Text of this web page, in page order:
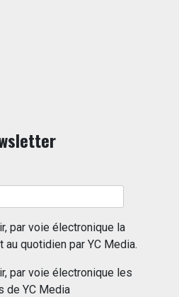
par voie électronique la
quotidien par YC Media.
par voie électronique les
de YC Media